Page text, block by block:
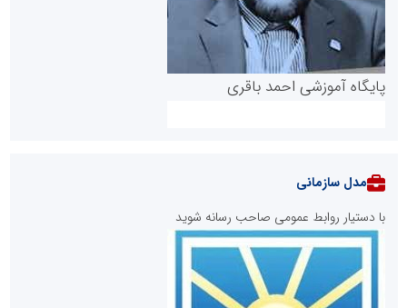
پایگاه آموزشی احمد باقری
مدل سازمانی
با دستیار روابط عمومی صاحب رسانه شوید